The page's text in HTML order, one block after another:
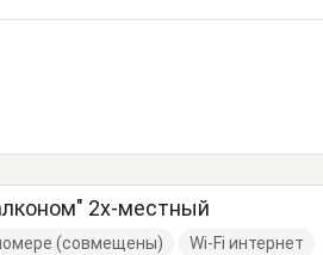
2х-местный
(совмещены)
Wi-Fi интернет